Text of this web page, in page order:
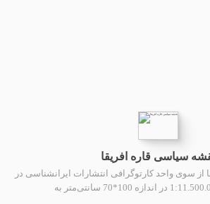
سیاسی قاره افریقا
سوی واحد کارتوگرافی انتشارات ایرانشناسی در